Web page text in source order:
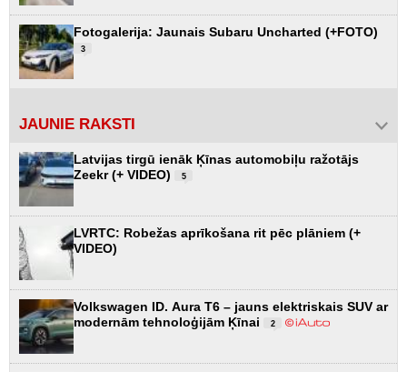
Fotogalerija: Jaunais Subaru Uncharted (+FOTO)
3
JAUNIE RAKSTI
Latvijas tirgū ienāk Ķīnas automobiļu ražotājs
Zeekr (+ VIDEO)
5
LVRTC: Robežas aprīkošana rit pēc plāniem (+
VIDEO)
Volkswagen ID. Aura T6 – jauns elektriskais SUV ar
modernām tehnoloģijām Ķīnai
2